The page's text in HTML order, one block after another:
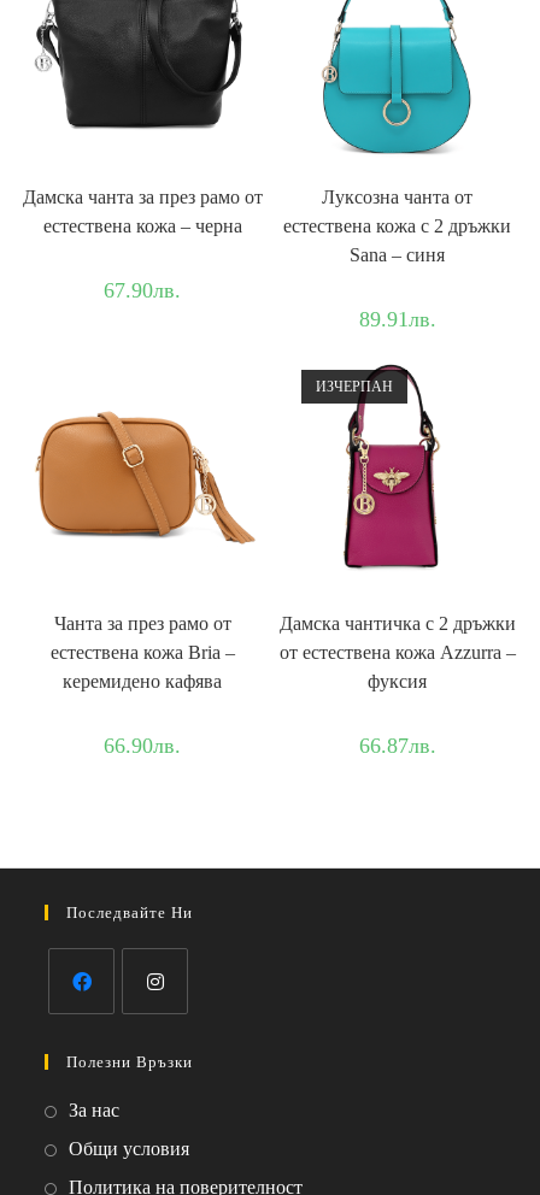
Дамска чантa за през рамо от
естествена кожа – черна
67.90лв.
Луксозна чанта от
естествена кожа с 2 дръжки
Sana – синя
89.91лв.
Чанта за през рамо от
естествена кожа Bria –
керемидено кафява
66.90лв.
ИЗЧЕРПАН
Дамска чантичка с 2 дръжки
от естествена кожа Azzurra –
фуксия
66.87лв.
Последвайте Ни
in
new
tab
in
tab
Полезни Връзки
За насOpens
Общи условияOpens
Политика на поверителностOpens